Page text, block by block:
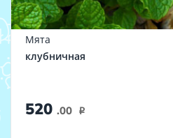
Мята
клубничная
520 .00 i